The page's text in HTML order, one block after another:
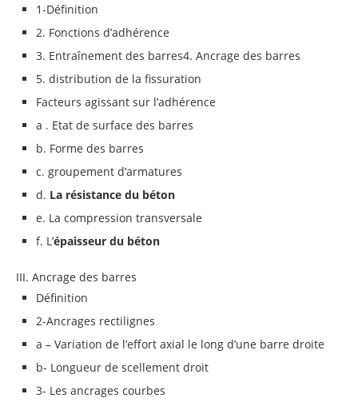
1-Définition
2. Fonctions d’adhérence
3. Entraînement des barres4. Ancrage des barres
5. distribution de la fissuration
Facteurs agissant sur l’adhérence
a . Etat de surface des barres
b. Forme des barres
c. groupement d’armatures
d. La résistance du béton
e. La compression transversale
f. L’épaisseur du béton
III. Ancrage des barres
Définition
2-Ancrages rectilignes
a – Variation de l’effort axial le long d’une barre droite
b- Longueur de scellement droit
3- Les ancrages courbes